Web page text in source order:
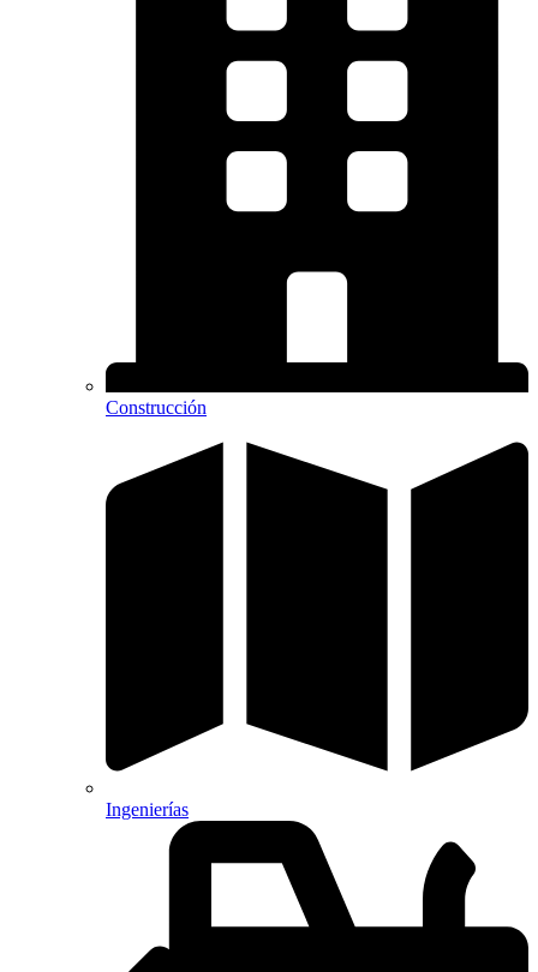
Construcción
Ingenierías